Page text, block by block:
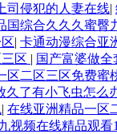
司侵犯的人妻在线|
国综合久久久蜜臀
| 卡通动漫综合亚
区 | 国产富婆做全
区二区三区免费蜜
久了有小飞虫怎么
| 在线亚洲精品一区
视频在线精品观看